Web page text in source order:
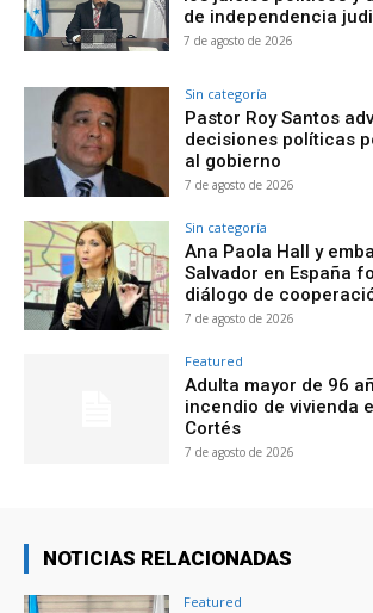
de independencia
7 de agosto de 2026
Sin categoría
Pastor Roy Santos
decisiones políticas
al gobierno
7 de agosto de 2026
Sin categoría
Ana Paola Hall y
Salvador en España
diálogo de
7 de agosto de 2026
Featured
Adulta mayor de 96
incendio de vivienda
Cortés
7 de agosto de 2026
NOTICIAS RELACIONADAS
Featured